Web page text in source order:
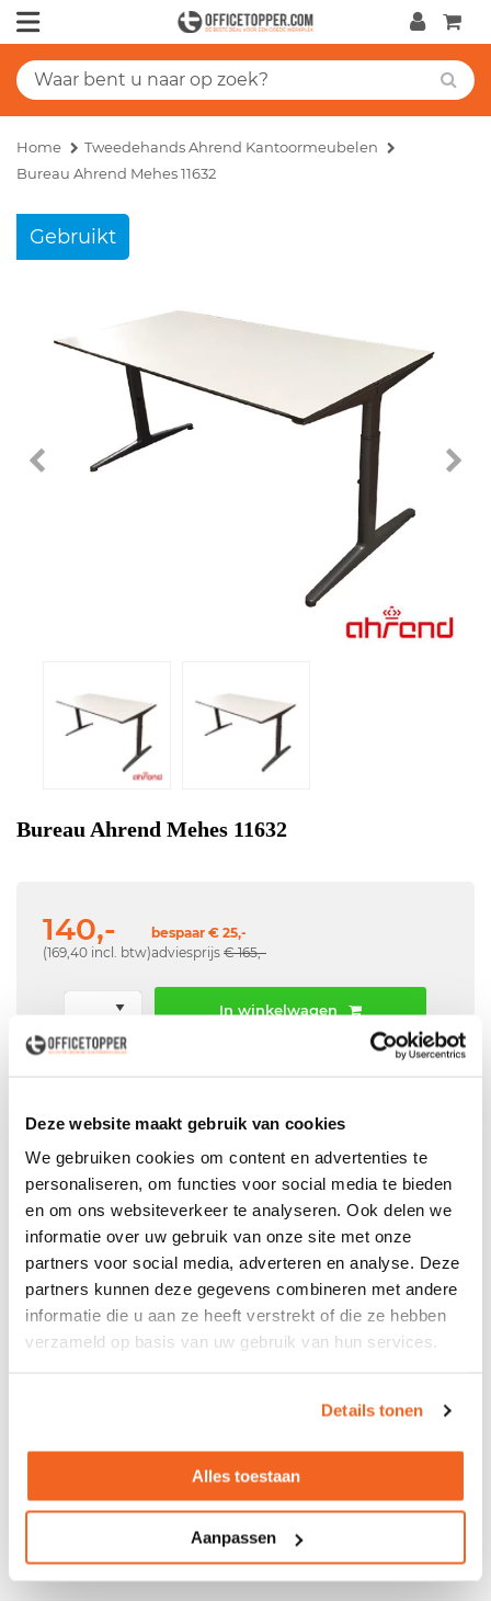
Deze website maakt gebruik van cookies
We gebruiken cookies om content en advertenties te
personaliseren, om functies voor social media te bieden
en om ons websiteverkeer te analyseren. Ook delen we
informatie over uw gebruik van onze site met onze
partners voor social media, adverteren en analyse. Deze
partners kunnen deze gegevens combineren met andere
informatie die u aan ze heeft verstrekt of die ze hebben
verzameld op basis van uw gebruik van hun services.
Details tonen
Alles toestaan
Aanpassen
Home
Tweedehands Ahrend Kantoormeubelen
Bureau Ahrend Mehes 11632
Gebruikt
Bureau Ahrend Mehes 11632
140,-
(169,40 incl. btw)
bespaar € 25,-
adviesprijs € 165,-
In winkelwagen
Leveringin België
Voor zowel ParticulieralsZakelijk
Professionele Bezorg- en Montageservice
Gebruikt bureau Ahrend hoogte instelbaar
- Afm.: 160x80cm (bxd) - Hoogte instelbaar - Volkern
blad - Kleur blad: licht grijs - Kleur onderstel: grijs -